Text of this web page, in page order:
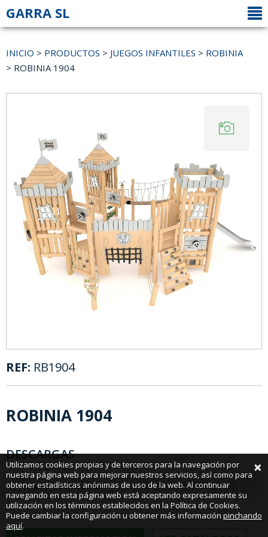
GARRA SL
INICIO > PRODUCTOS > JUEGOS INFANTILES > ROBINIA
> ROBINIA 1904
REF: RB1904
ROBINIA 1904
DESCARGAS
RB1904.pdf (361,89 KB)
Ficha Técnica PDF
×
Utilizamos cookies propias y de terceros para la navegación por
nuestra página web para mejorar nuestros servicios, así como para
obtener estadísticas anónimas de uso de la web. Al continuar
navegando en esta página web está aceptando expresamente su
utilización en los términos establecidos en la Política de Cookies.
Puede cambiar la configuración u obtener más información pinchando
aquí.